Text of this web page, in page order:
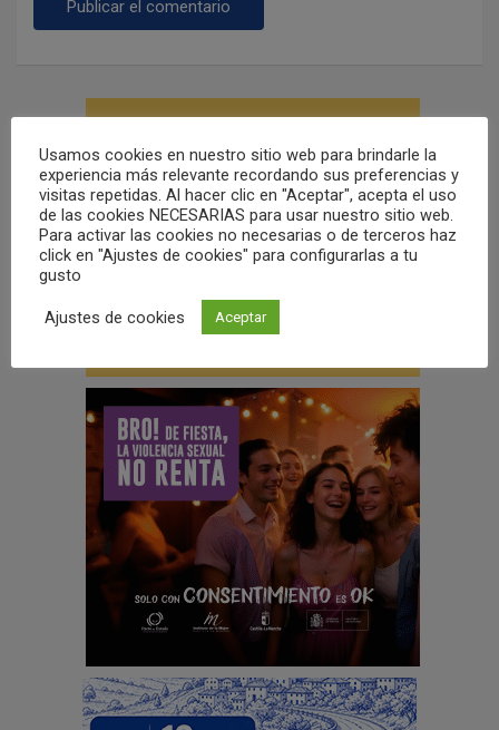
Usamos cookies en nuestro sitio web para brindarle la
experiencia más relevante recordando sus preferencias y
visitas repetidas. Al hacer clic en "Aceptar", acepta el uso
de las cookies NECESARIAS para usar nuestro sitio web.
Para activar las cookies no necesarias o de terceros haz
click en "Ajustes de cookies" para configurarlas a tu
gusto
Ajustes de cookies Aceptar